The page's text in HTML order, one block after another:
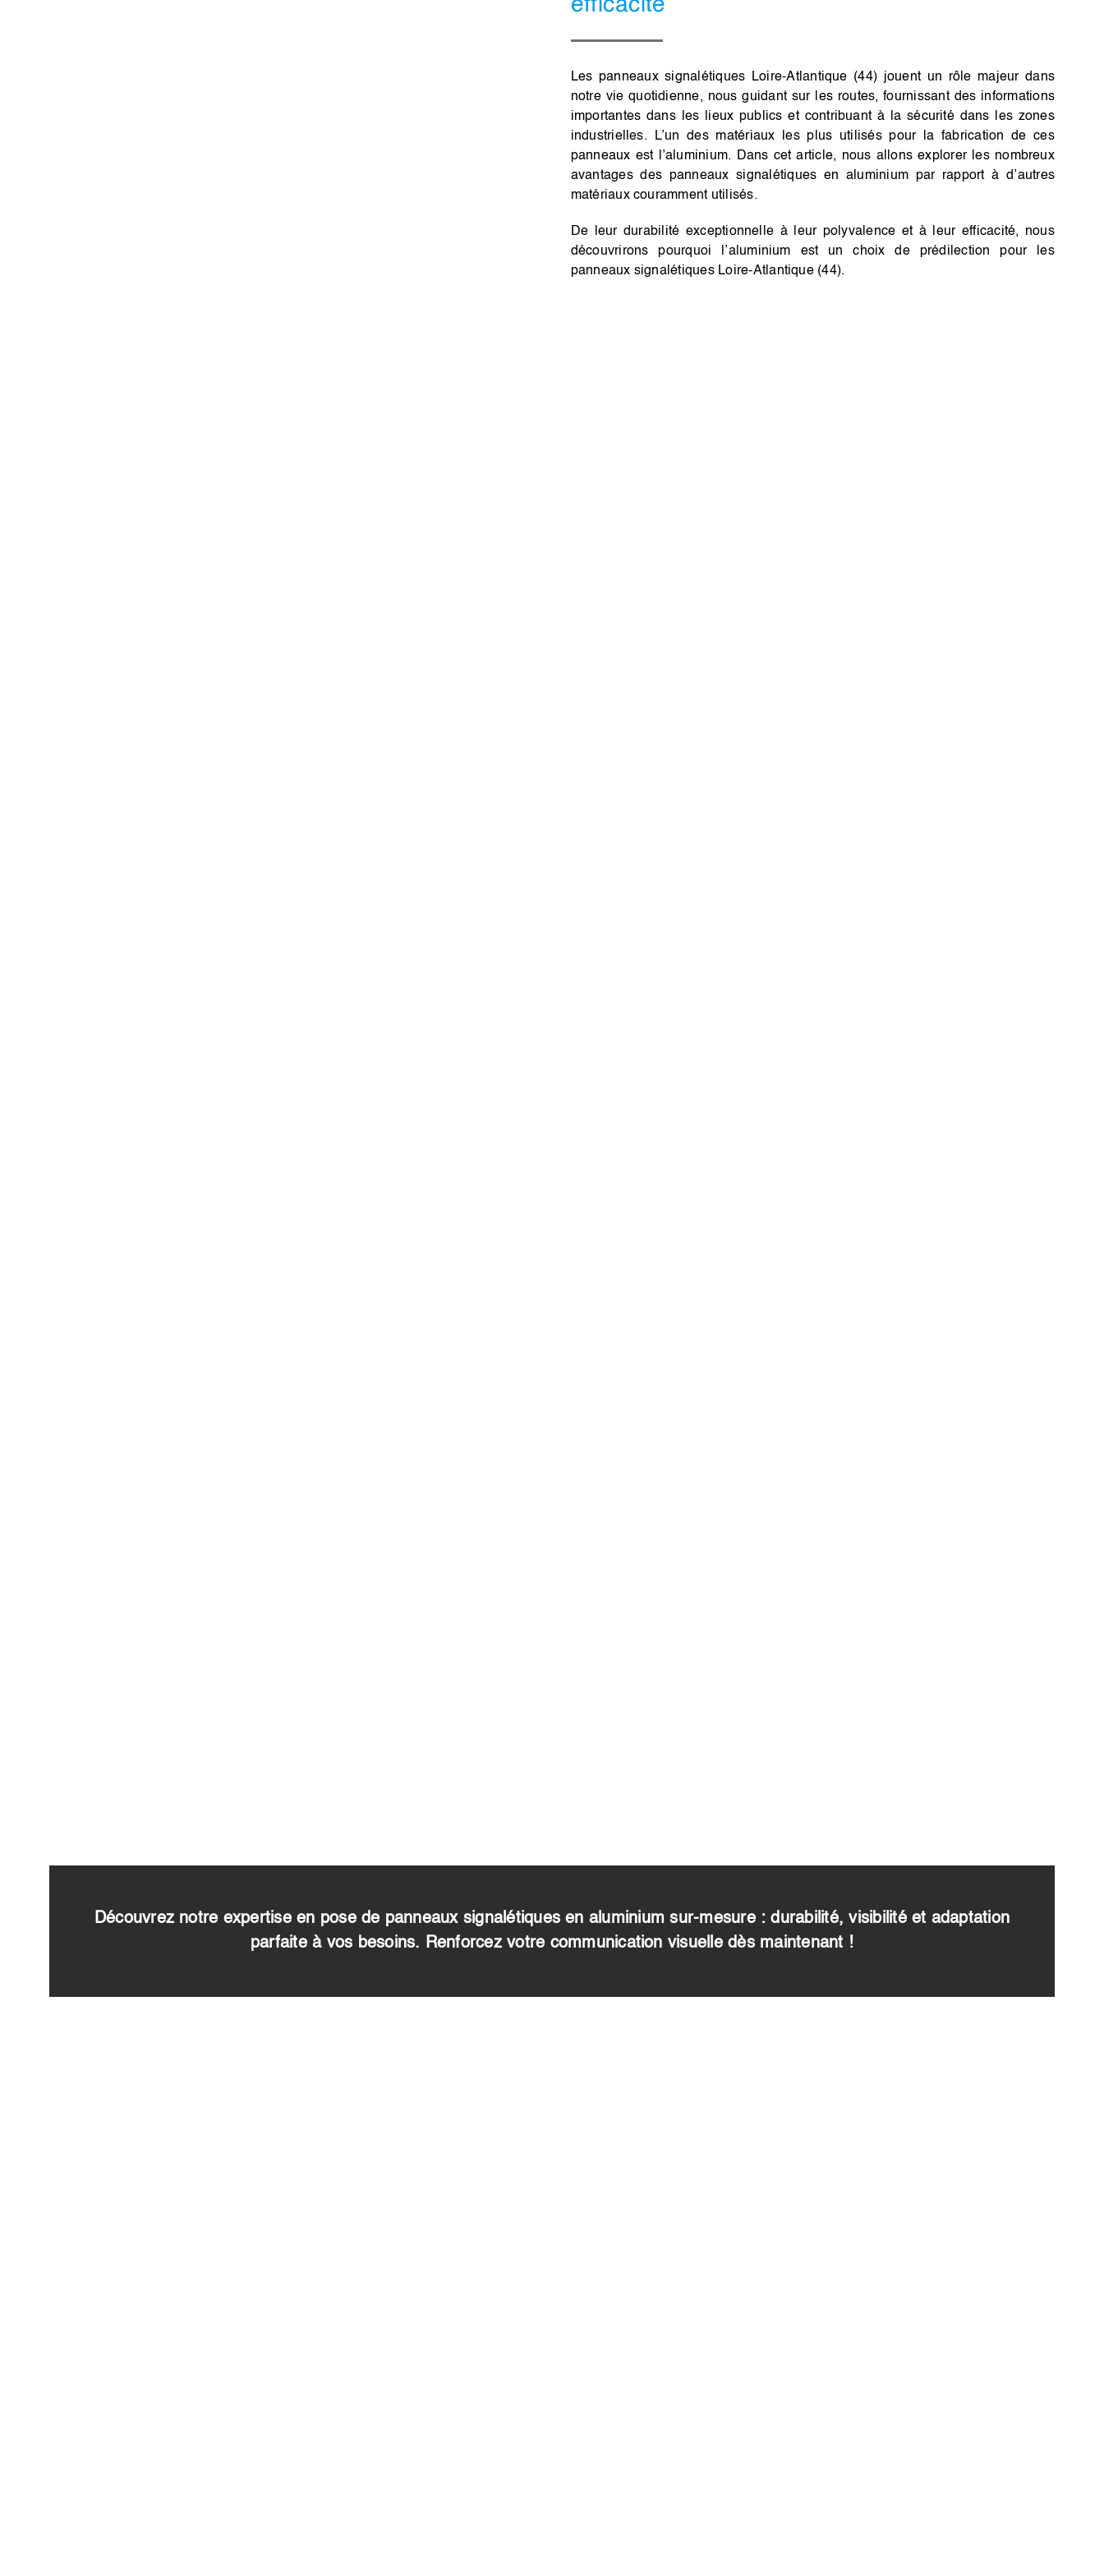
efficacité
Les panneaux signalétiques Loire-Atlantique (44) jouent un rôle majeur dans
notre vie quotidienne, nous guidant sur les routes, fournissant des informations
importantes dans les lieux publics et contribuant à la sécurité dans les zones
industrielles. L’un des matériaux les plus utilisés pour la fabrication de ces
panneaux est l’aluminium. Dans cet article, nous allons explorer les nombreux
avantages des panneaux signalétiques en aluminium par rapport à d’autres
matériaux couramment utilisés.
De leur durabilité exceptionnelle à leur polyvalence et à leur efficacité, nous
découvrirons pourquoi l’aluminium est un choix de prédilection pour les
panneaux signalétiques Loire-Atlantique (44).
Découvrez notre expertise en pose de panneaux signalétiques en aluminium sur-mesure : durabilité, visibilité et adaptation
parfaite à vos besoins. Renforcez votre communication visuelle dès maintenant !